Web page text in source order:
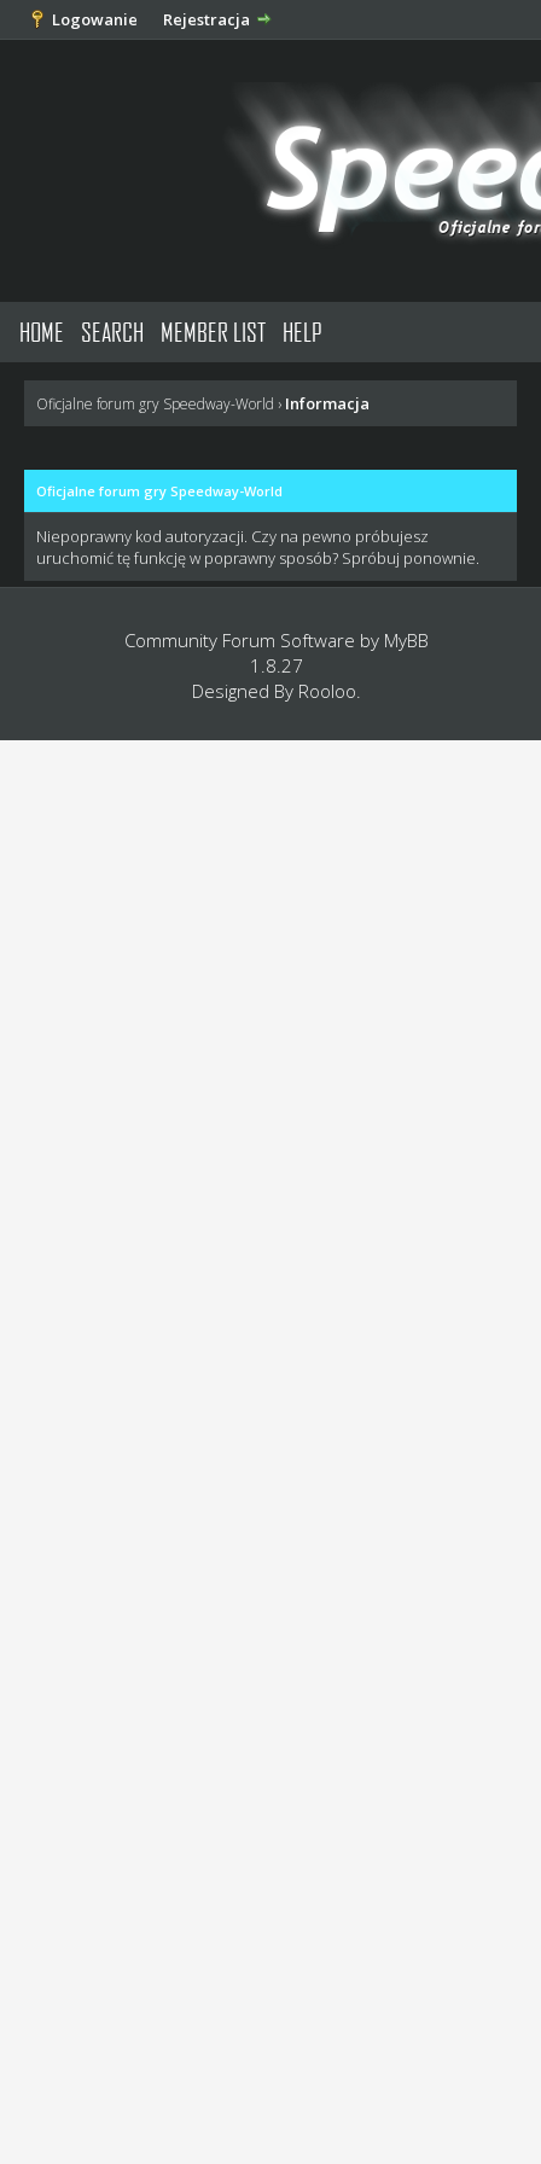
Logowanie Rejestracja
HOME SEARCH MEMBER LIST HELP
Oficjalne forum gry Speedway-World › Informacja
Oficjalne forum gry Speedway-World
Niepoprawny kod autoryzacji. Czy na pewno próbujesz
uruchomić tę funkcję w poprawny sposób? Spróbuj ponownie.
Community Forum Software by MyBB
1.8.27
Designed By Rooloo.